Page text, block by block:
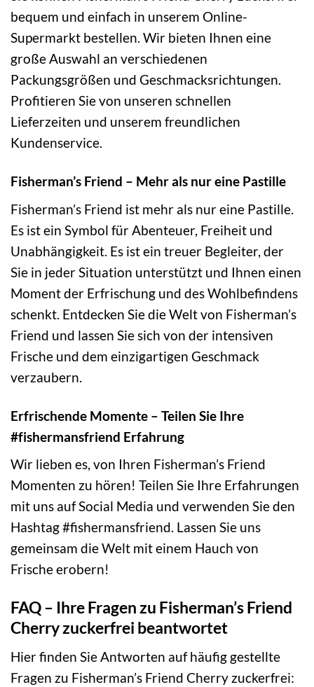
bequem und einfach in unserem Online-
Supermarkt bestellen. Wir bieten Ihnen eine
große Auswahl an verschiedenen
Packungsgrößen und Geschmacksrichtungen.
Profitieren Sie von unseren schnellen
Lieferzeiten und unserem freundlichen
Kundenservice.
Fisherman’s Friend – Mehr als nur eine Pastille
Fisherman’s Friend ist mehr als nur eine Pastille.
Es ist ein Symbol für Abenteuer, Freiheit und
Unabhängigkeit. Es ist ein treuer Begleiter, der
Sie in jeder Situation unterstützt und Ihnen einen
Moment der Erfrischung und des Wohlbefindens
schenkt. Entdecken Sie die Welt von Fisherman’s
Friend und lassen Sie sich von der intensiven
Frische und dem einzigartigen Geschmack
verzaubern.
Erfrischende Momente – Teilen Sie Ihre
#fishermansfriend Erfahrung
Wir lieben es, von Ihren Fisherman’s Friend
Momenten zu hören! Teilen Sie Ihre Erfahrungen
mit uns auf Social Media und verwenden Sie den
Hashtag #fishermansfriend. Lassen Sie uns
gemeinsam die Welt mit einem Hauch von
Frische erobern!
FAQ – Ihre Fragen zu Fisherman’s Friend
Cherry zuckerfrei beantwortet
Hier finden Sie Antworten auf häufig gestellte
Fragen zu Fisherman’s Friend Cherry zuckerfrei: